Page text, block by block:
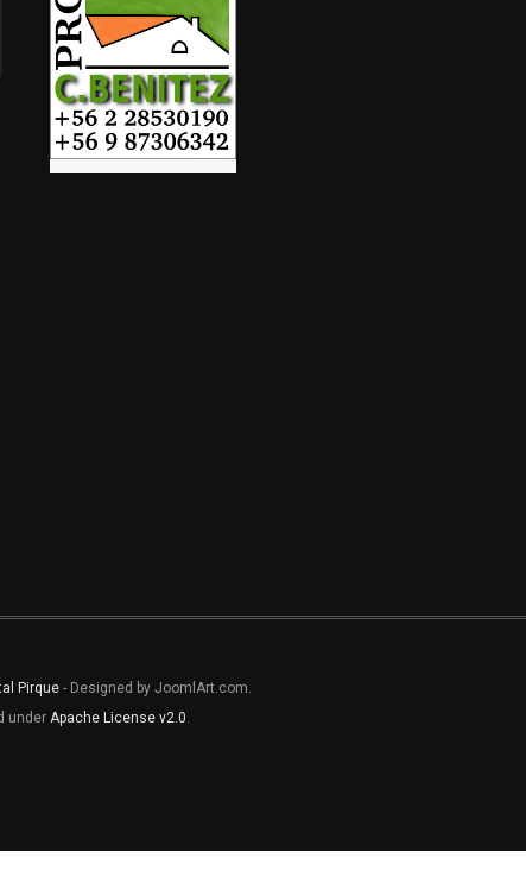
Pirque - Designed by JoomlArt.com.
under Apache License v2.0.